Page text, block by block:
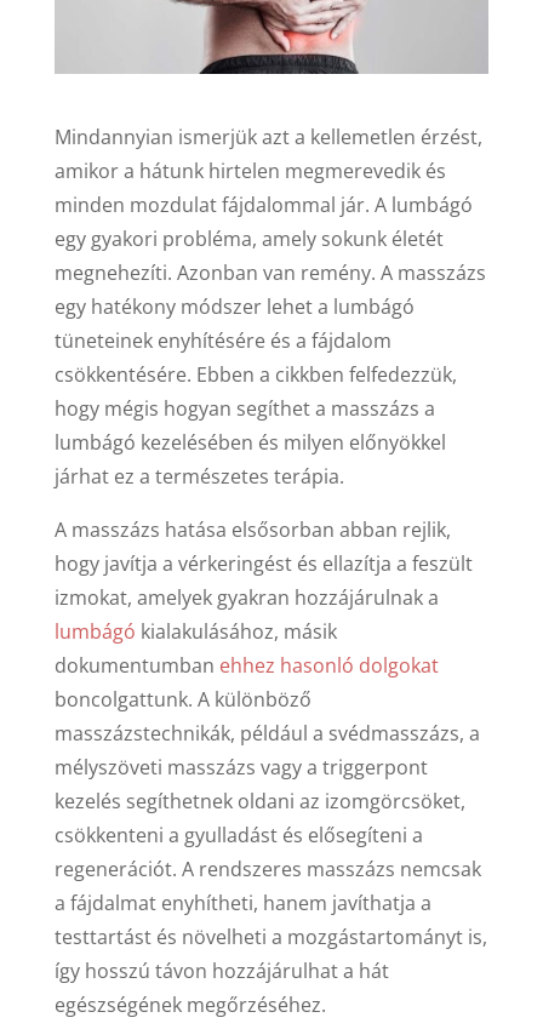
Mindannyian ismerjük azt a kellemetlen érzést,
amikor a hátunk hirtelen megmerevedik és
minden mozdulat fájdalommal jár. A lumbágó
egy gyakori probléma, amely sokunk életét
megnehezíti. Azonban van remény. A masszázs
egy hatékony módszer lehet a lumbágó
tüneteinek enyhítésére és a fájdalom
csökkentésére. Ebben a cikkben felfedezzük,
hogy mégis hogyan segíthet a masszázs a
lumbágó kezelésében és milyen előnyökkel
járhat ez a természetes terápia.
A masszázs hatása elsősorban abban rejlik,
hogy javítja a vérkeringést és ellazítja a feszült
izmokat, amelyek gyakran hozzájárulnak a
lumbágó kialakulásához, másik
dokumentumban ehhez hasonló dolgokat
boncolgattunk. A különböző
masszázstechnikák, például a svédmasszázs, a
mélyszöveti masszázs vagy a triggerpont
kezelés segíthetnek oldani az izomgörcsöket,
csökkenteni a gyulladást és elősegíteni a
regenerációt. A rendszeres masszázs nemcsak
a fájdalmat enyhítheti, hanem javíthatja a
testtartást és növelheti a mozgástartományt is,
így hosszú távon hozzájárulhat a hát
egészségének megőrzéséhez.